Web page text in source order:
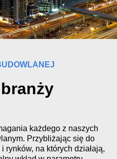
każdego z naszych
Przybliżając się do
na których działają,